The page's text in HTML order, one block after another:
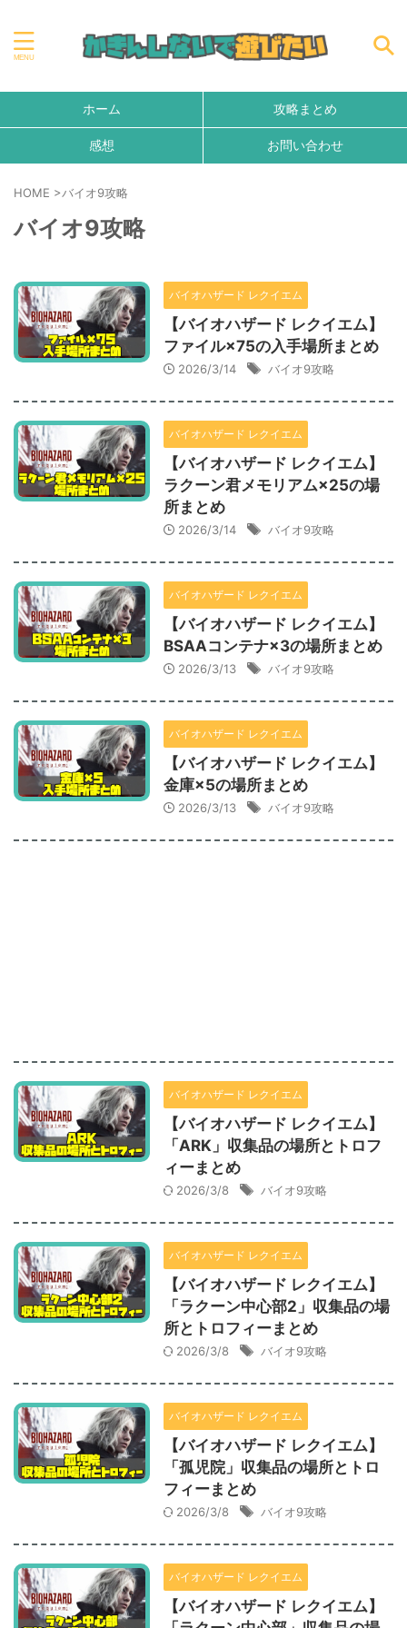
ホーム 攻略まとめ
感想 お問い合わせ
HOME >バイオ9攻略
バイオ9攻略
バイオハザード レクイエム
【バイオハザード レクイエム】
ファイル×75の入手場所まとめ
2026/3/14 バイオ9攻略
バイオハザード レクイエム
【バイオハザード レクイエム】
ラクーン君メモリアム×25の場
所まとめ
2026/3/14 バイオ9攻略
バイオハザード レクイエム
【バイオハザード レクイエム】
BSAAコンテナ×3の場所まとめ
2026/3/13 バイオ9攻略
バイオハザード レクイエム
【バイオハザード レクイエム】
金庫×5の場所まとめ
2026/3/13 バイオ9攻略
バイオハザード レクイエム
【バイオハザード レクイエム】
「ARK」収集品の場所とトロフ
ィーまとめ
2026/3/8 バイオ9攻略
バイオハザード レクイエム
【バイオハザード レクイエム】
「ラクーン中心部2」収集品の場
所とトロフィーまとめ
2026/3/8 バイオ9攻略
バイオハザード レクイエム
【バイオハザード レクイエム】
「孤児院」収集品の場所とトロ
フィーまとめ
2026/3/8 バイオ9攻略
バイオハザード レクイエム
【バイオハザード レクイエム】